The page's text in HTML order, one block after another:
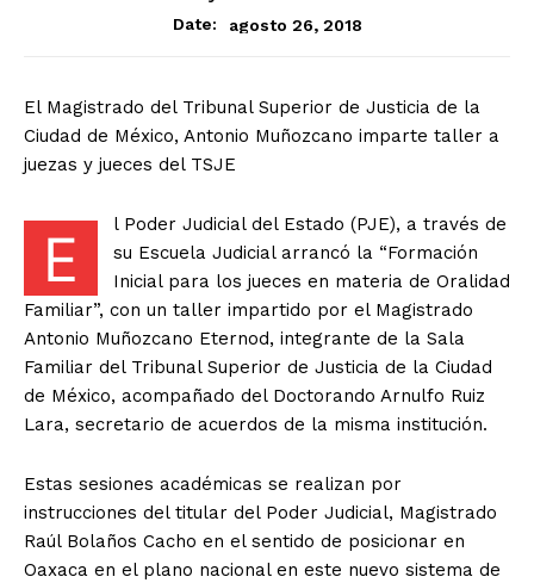
Date:
agosto 26, 2018
El Magistrado del Tribunal Superior de Justicia de la
Ciudad de México, Antonio Muñozcano imparte taller a
juezas y jueces del TSJE
E
l Poder Judicial del Estado (PJE), a través de
su Escuela Judicial arrancó la “Formación
Inicial para los jueces en materia de Oralidad
Familiar”, con un taller impartido por el Magistrado
Antonio Muñozcano Eternod, integrante de la Sala
Familiar del Tribunal Superior de Justicia de la Ciudad
de México, acompañado del Doctorando Arnulfo Ruiz
Lara, secretario de acuerdos de la misma institución.
Estas sesiones académicas se realizan por
instrucciones del titular del Poder Judicial, Magistrado
Raúl Bolaños Cacho en el sentido de posicionar en
Oaxaca en el plano nacional en este nuevo sistema de